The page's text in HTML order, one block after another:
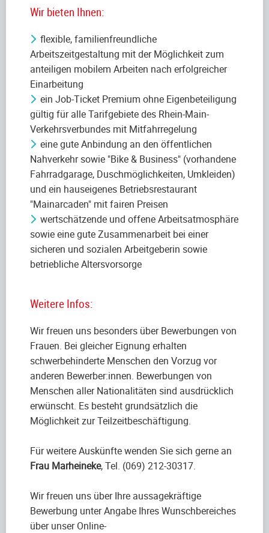
Wir bieten Ihnen:
flexible, familienfreundliche
Arbeitszeitgestaltung mit der Möglichkeit zum
anteiligen mobilem Arbeiten nach erfolgreicher
Einarbeitung
ein Job-Ticket Premium ohne Eigenbeteiligung
gültig für alle Tarifgebiete des Rhein-Main-
Verkehrsverbundes mit Mitfahrregelung
eine gute Anbindung an den öffentlichen
Nahverkehr sowie "Bike & Business" (vorhandene
Fahrradgarage, Duschmöglichkeiten, Umkleiden)
und ein hauseigenes Betriebsrestaurant
"Mainarcaden" mit fairen Preisen
wertschätzende und offene Arbeitsatmosphäre
sowie eine gute Zusammenarbeit bei einer
sicheren und sozialen Arbeitgeberin sowie
betriebliche Altersvorsorge
Weitere Infos:
Wir freuen uns besonders über Bewerbungen von
Frauen. Bei gleicher Eignung erhalten
schwerbehinderte Menschen den Vorzug vor
anderen Bewerber:innen. Bewerbungen von
Menschen aller Nationalitäten sind ausdrücklich
erwünscht. Es besteht grundsätzlich die
Möglichkeit zur Teilzeitbeschäftigung.
Für weitere Auskünfte wenden Sie sich gerne an
Frau Marheineke, Tel. (069) 212-30317.
Wir freuen uns über Ihre aussagekräftige
Bewerbung unter Angabe Ihres Wunschbereiches
über unser Online-